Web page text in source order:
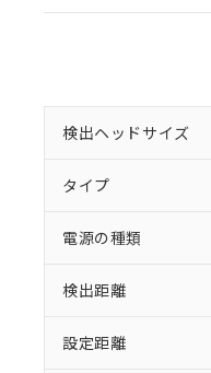
検出ヘッドサイズ
タイプ
電源の種類
検出距離
設定距離